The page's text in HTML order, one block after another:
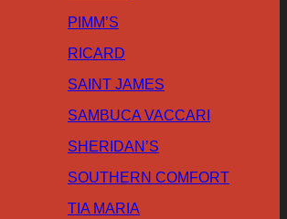
PIMM’S
RICARD
SAINT JAMES
SAMBUCA VACCARI
SHERIDAN’S
SOUTHERN COMFORT
TIA MARIA